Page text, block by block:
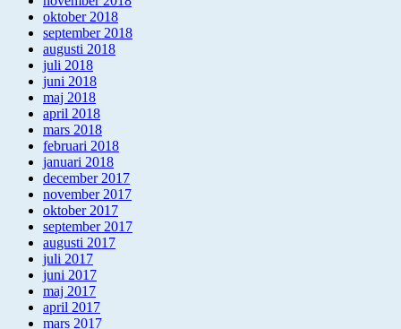
oktober 2018
september 2018
augusti 2018
juli 2018
juni 2018
maj 2018
april 2018
mars 2018
februari 2018
januari 2018
december 2017
november 2017
oktober 2017
september 2017
augusti 2017
juli 2017
juni 2017
maj 2017
april 2017
mars 2017